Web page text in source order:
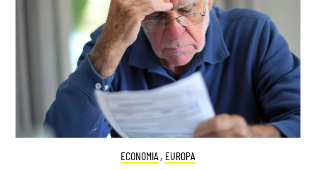
ECONOMIA , EUROPA